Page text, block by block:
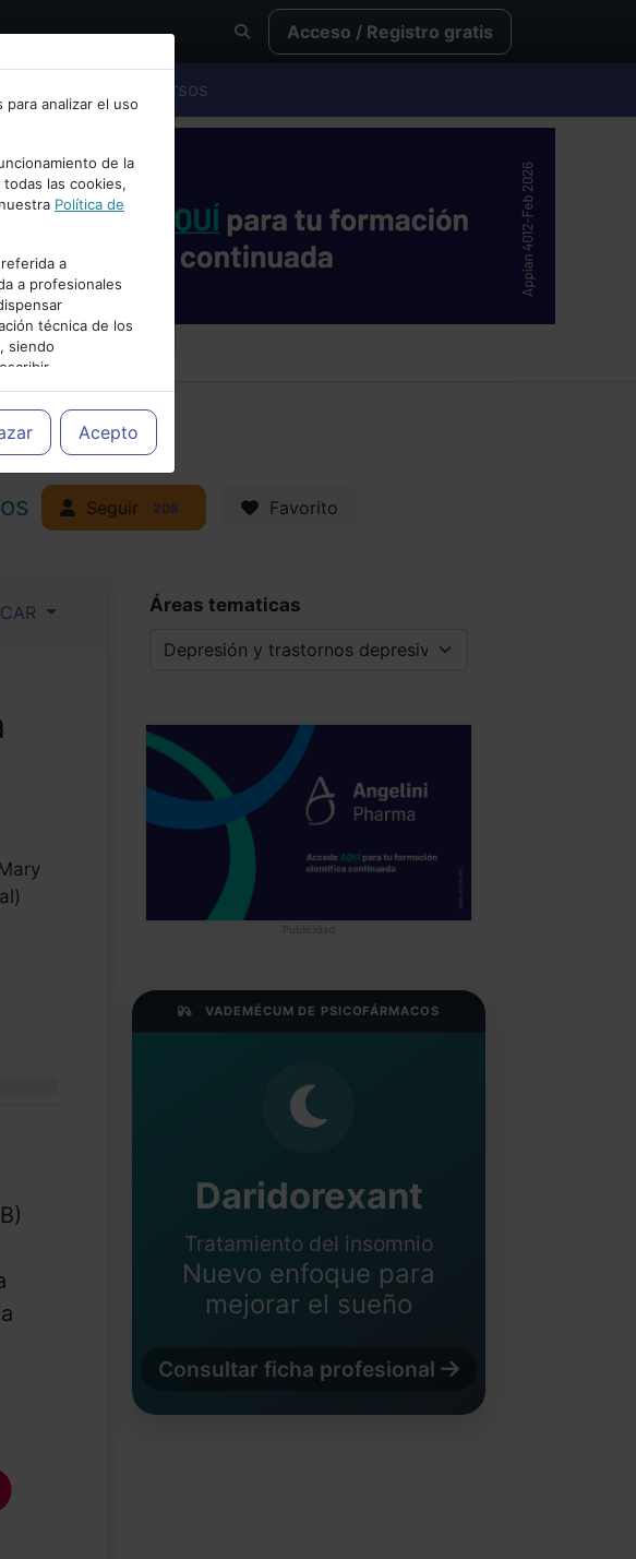
Cancelar
Acceso / Registro gratis
Cursos
analizar el uso
de la
las cookies,
Política de
a
a profesionales
técnica de los
siendo
más
Acepto
Seguir 208 Favorito
Áreas tematicas
Publicidad
VADEMÉCUM DE PSICOFÁRMACOS
Daridorexant
Tratamiento del insomnio
Nuevo enfoque para
mejorar el sueño
Consultar ficha profesional